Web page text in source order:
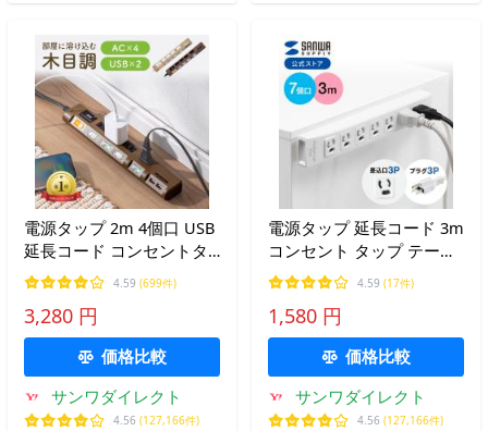
電源タップ 2m 4個口 USB
延長コード コンセントタ
ップ コンセント テーブル
タップ おしゃれ スイッチ
付き 雷ガード 木目 節電
スイングプラグ 700-
4.59 (699件)
3,280 円
価格比較
サンワダイレクト
4.56 (127,166件)
電源タップ 延長コード 3m
コンセント タップ テーブ
ルタップ マグネット 固定
抜け止め 雷ガード 3ピン
3P 7個口 700-TAP039
4.59 (17件)
1,580 円
価格比較
サンワダイレクト
4.56 (127,166件)